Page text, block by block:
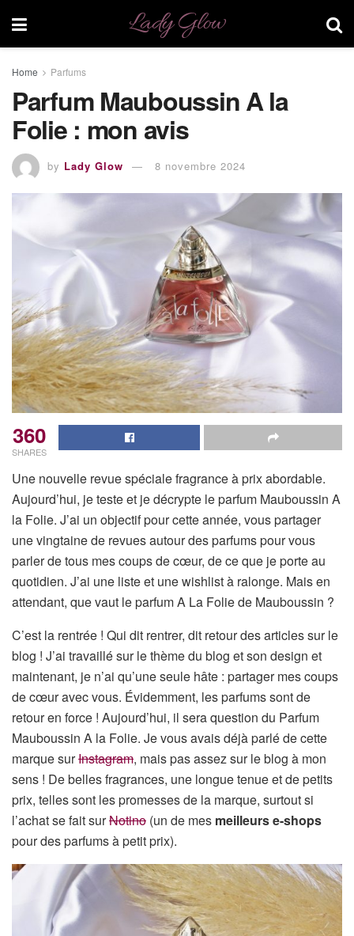
Lady Glow
Home Parfums
Parfum Mauboussin A la
Folie : mon avis
by Lady Glow 8 novembre 2024
360
SHARES
Une nouvelle revue spéciale fragrance à prix abordable.
Aujourd’hui, je teste et je décrypte le parfum Mauboussin A
la Folie. J’ai un objectif pour cette année, vous partager
une vingtaine de revues autour des parfums pour vous
parler de tous mes coups de cœur, de ce que je porte au
quotidien. J’ai une liste et une wishlist à ralonge. Mais en
attendant, que vaut le parfum A La Folie de Mauboussin ?
C’est la rentrée ! Qui dit rentrer, dit retour des articles sur le
blog ! J’ai travaillé sur le thème du blog et son design et
maintenant, je n’ai qu’une seule hâte : partager mes coups
de cœur avec vous. Évidemment, les parfums sont de
retour en force ! Aujourd’hui, il sera question du Parfum
Mauboussin A la Folie. Je vous avais déjà parlé de cette
marque surInstagram, mais pas assez sur le blog à mon
sens ! De belles fragrances, une longue tenue et de petits
prix, telles sont les promesses de la marque, surtout si
l’achat se fait surNotino (un de mes meilleurs e-shops
pour des parfums à petit prix).